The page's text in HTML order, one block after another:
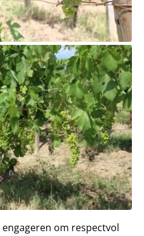
om respectvol